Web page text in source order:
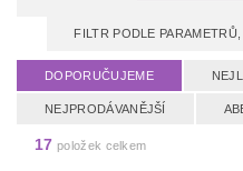
FILTR PODLE
DOPORUČUJEME
NEJPRODÁVANĚJŠÍ
17 položek celkem